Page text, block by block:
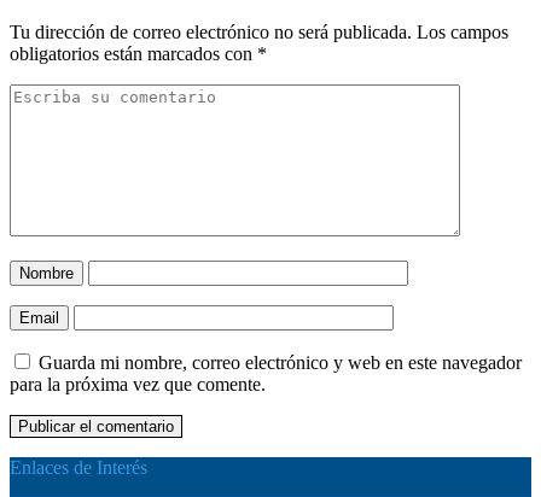
Tu dirección de correo electrónico no será publicada. Los campos
obligatorios están marcados con *
Nombre
Email
Guarda mi nombre, correo electrónico y web en este navegador
para la próxima vez que comente.
Enlaces de Interés